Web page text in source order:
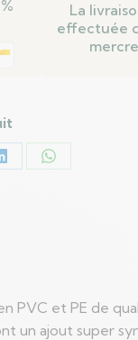
La
effectuée
Partager
et PE de
un ajout super